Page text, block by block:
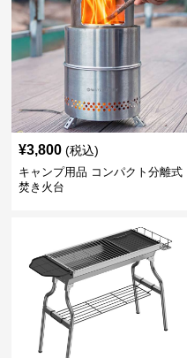
¥3,800 (税込)
キャンプ用品 コンパクト分離式
焚き火台